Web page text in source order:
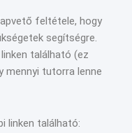
feltétele, hogy
segítségre.
található (ez
mennyi tutorra lenne
linken található: